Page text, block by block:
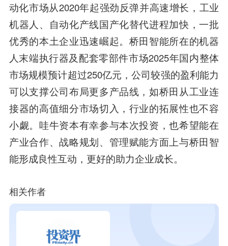
动化市场从2020年起强劲反弹并高速增长，工业
机器人、自动化产线国产化替代进程加快，一批
优秀的本土企业迅速崛起。桥田智能所在的机器
人末端执行器及配套零部件市场2025年国内整体
市场规模预计超过250亿元，公司较强的盈利能力
可以支撑公司布局更多产品线，如桥田从工业连
接器的高值细分市场切入，行业的拓展性也不容
小觑。哇牛资本有幸参与本次投资，也希望能在
产业合作、战略规划、管理赋能方面上与桥田智
能形成良性互动，更好的助力企业成长。
相关作者